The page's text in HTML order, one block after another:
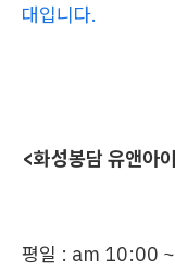
대입니다.
<화성봉담 유앤아
평일 : am 10:00